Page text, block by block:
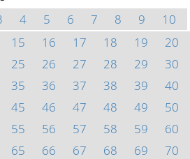
4 5 6 7 8 9
10
15 16 17 18 19
20
25 26 27 28 29
30
35 36 37 38 39
40
45 46 47 48 49
50
55 56 57 58 59
60
65 66 67 68 69
70